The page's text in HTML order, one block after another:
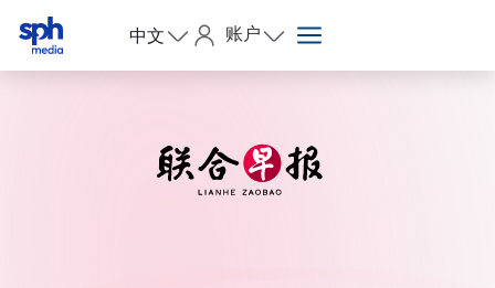
中文 账户